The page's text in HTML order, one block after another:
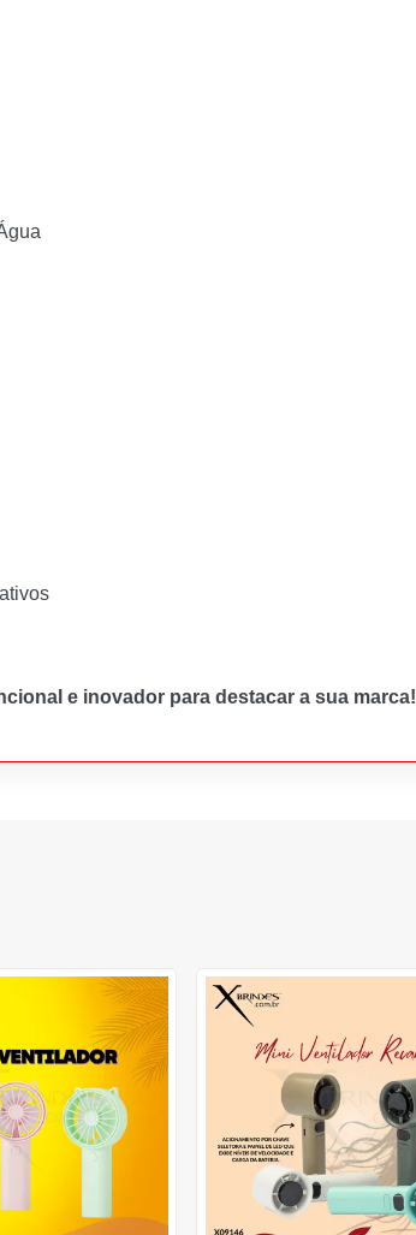
e inovador para destacar a sua marca!